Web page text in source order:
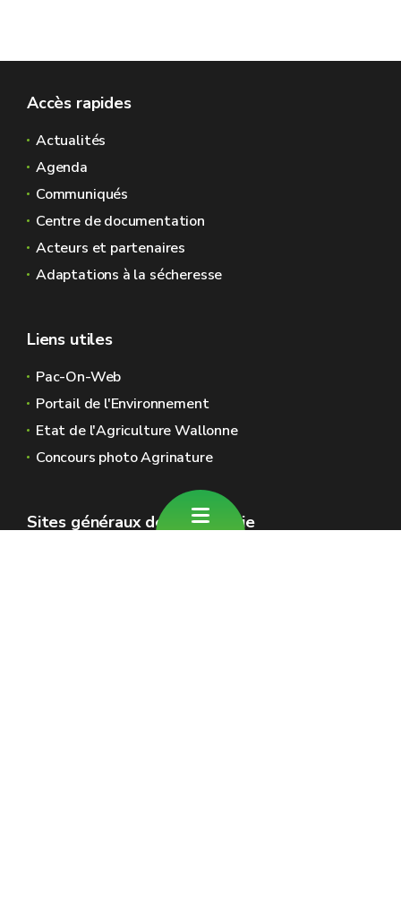
Accès rapides
Actualités
Agenda
Communiqués
Centre de documentation
Acteurs et partenaires
Adaptations à la sécheresse
Liens utiles
Pac-On-Web
Portail de l'Environnement
Etat de l'Agriculture Wallonne
Concours photo Agrinature
Sites généraux de la Wallonie